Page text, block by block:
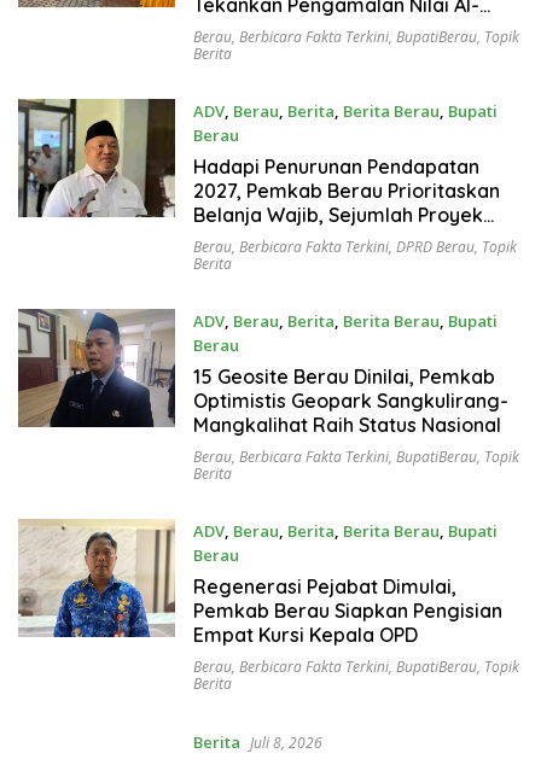
Qur’an
Berau, Berbicara Fakta Terkini, BupatiBerau, Topik
Berita
ADV, Berau, Berita, Berita Berau, Bupati
Berau
Juli 9, 2026
Hadapi Penurunan Pendapatan
2027, Pemkab Berau Prioritaskan
Belanja Wajib, Sejumlah Proyek
Terancam Ditunda
Berau, Berbicara Fakta Terkini, DPRD Berau, Topik
Berita
ADV, Berau, Berita, Berita Berau, Bupati
Berau
Juli 9, 2026
15 Geosite Berau Dinilai, Pemkab
Optimistis Geopark Sangkulirang-
Mangkalihat Raih Status Nasional
Berau, Berbicara Fakta Terkini, BupatiBerau, Topik
Berita
ADV, Berau, Berita, Berita Berau, Bupati
Berau
Juli 9, 2026
Regenerasi Pejabat Dimulai,
Pemkab Berau Siapkan Pengisian
Empat Kursi Kepala OPD
Berau, Berbicara Fakta Terkini, BupatiBerau, Topik
Berita
Berita Juli 8, 2026